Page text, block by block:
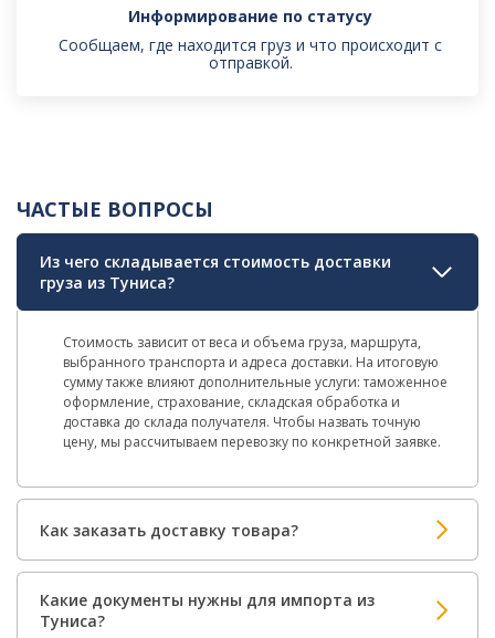
Информирование по статусу
Сообщаем, где находится груз и что происходит с
отправкой.
ЧАСТЫЕ ВОПРОСЫ
Из чего складывается стоимость доставки
груза из Туниса?
Стоимость зависит от веса и объема груза, маршрута,
выбранного транспорта и адреса доставки. На итоговую
сумму также влияют дополнительные услуги: таможенное
оформление, страхование, складская обработка и
доставка до склада получателя. Чтобы назвать точную
цену, мы рассчитываем перевозку по конкретной заявке.
Как заказать доставку товара?
Какие документы нужны для импорта из
Туниса?